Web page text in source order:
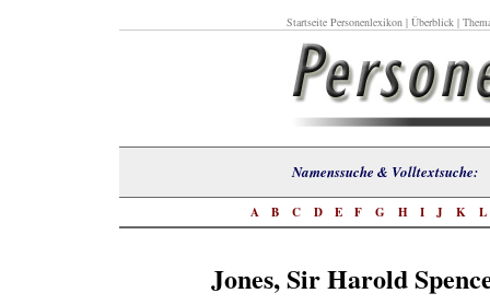
Startseite Personenlexikon| Überblick|
Namenssuche &
A B C D E F G H I J K L
Jones, Sir Harold